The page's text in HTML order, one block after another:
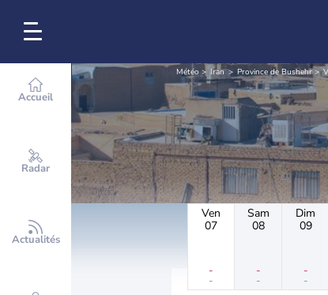
Accueil
Radar
Actualités
Météo Iran Province de Bushehr
Ven
07
-
-
Sam
08
-
-
Dim
09
-
-